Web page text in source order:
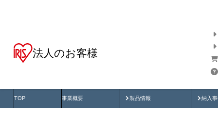
法人のお客様
TOP 事業概要 製品情報
製品動画 納入
納